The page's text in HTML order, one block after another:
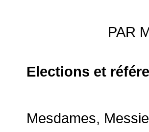
PAR
Elections et
Mesdames,